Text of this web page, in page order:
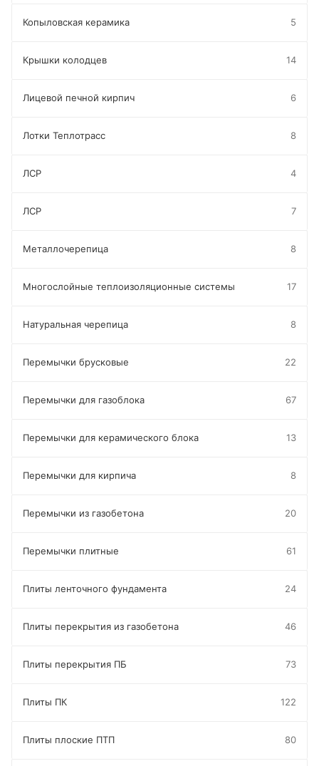
Копыловская керамика 5
Крышки колодцев 14
Лицевой печной кирпич 6
Лотки Теплотрасс 8
ЛСР 4
ЛСР 7
Металлочерепица 8
Многослойные теплоизоляционные системы 17
Натуральная черепица 8
Перемычки брусковые 22
Перемычки для газоблока 67
Перемычки для керамического блока 13
Перемычки для кирпича 8
Перемычки из газобетона 20
Перемычки плитные 61
Плиты ленточного фундамента 24
Плиты перекрытия из газобетона 46
Плиты перекрытия ПБ 73
Плиты ПК 122
Плиты плоские ПТП 80